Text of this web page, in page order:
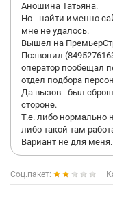
Аношина Татьяна.
Но - найти именно
мне не удалось.
Вышел на
Позвонил
оператор пообещал
отдел подбора
Да вызов - был
стороне.
Т.е. либо нормально
либо такой там
Вариант не для меня.
Соц.пакет: